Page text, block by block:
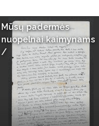
Mūsų padermės
nuopelnai kaimynams
/